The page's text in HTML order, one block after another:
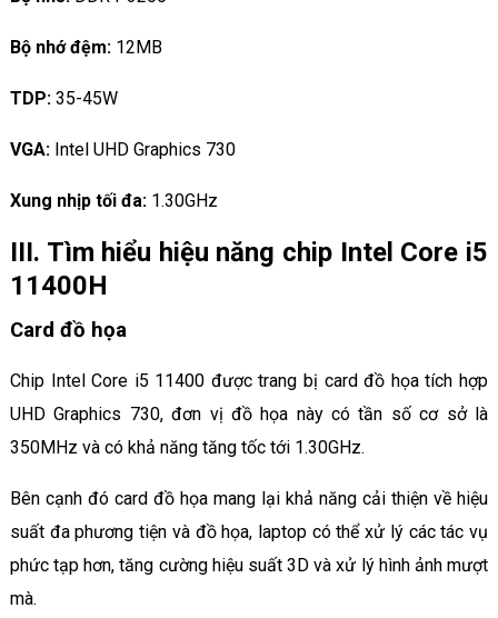
Bộ nhớ đệm:12MB
TDP:35-45W
VGA:Intel UHD Graphics 730
Xung nhịp tối đa:1.30GHz
III. Tìm hiểu hiệu năng chip Intel Core i5
11400H
Card đồ họa
Chip Intel Core i5 11400 được trang bị card đồ họa tích hợp
UHD Graphics 730, đơn vị đồ họa này có tần số cơ sở là
350MHz và có khả năng tăng tốc tới 1.30GHz.
Bên cạnh đó card đồ họa mang lại khả năng cải thiện về hiệu
suất đa phương tiện và đồ họa, laptop có thể xử lý các tác vụ
phức tạp hơn, tăng cường hiệu suất 3D và xử lý hình ảnh mượt
mà.